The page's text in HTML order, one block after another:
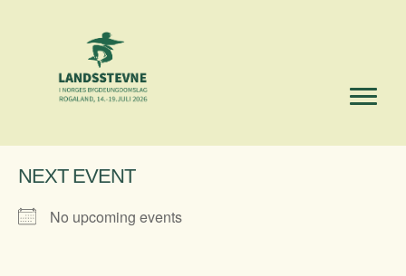
NEXT EVENT
No upcoming events